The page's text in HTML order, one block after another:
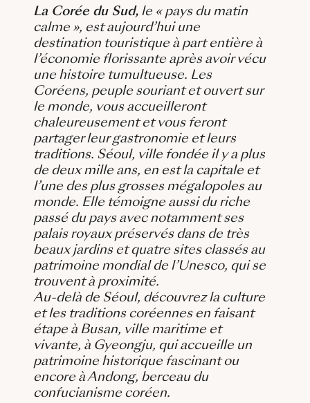
La Corée du Sud,le « pays du matin
calme », est aujourd’hui une
destination touristique à part entière à
l’économie florissante après avoir vécu
une histoire tumultueuse. Les
Coréens, peuple souriant et ouvert sur
le monde, vous accueilleront
chaleureusement et vous feront
partager leur gastronomie et leurs
traditions. Séoul, ville fondée il y a plus
de deux mille ans, en est la capitale et
l’une des plus grosses mégalopoles au
monde. Elle témoigne aussi du riche
passé du pays avec notamment ses
palais royaux préservés dans de très
beaux jardins et quatre sites classés au
patrimoine mondial de l’Unesco, qui se
trouvent à proximité.
Au-delà de Séoul, découvrez la culture
et les traditions coréennes en faisant
étape à Busan, ville maritime et
vivante, à Gyeongju, qui accueille un
patrimoine historique fascinant ou
encore à Andong, berceau du
confucianisme coréen.